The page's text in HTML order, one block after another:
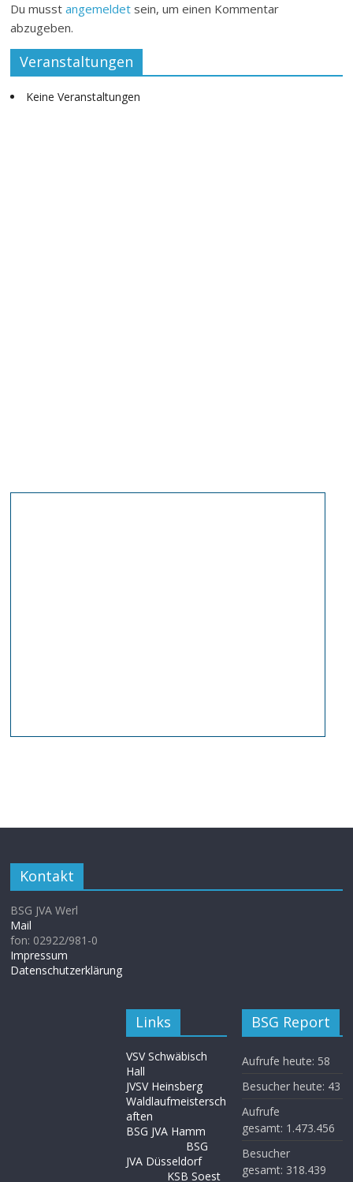
Du musstangemeldet sein, um einen Kommentar
abzugeben.
Veranstaltungen
Keine Veranstaltungen
Kontakt
BSG JVA Werl
Mail
fon: 02922/981-0
Impressum
Datenschutzerklärung
Links
VSV Schwäbisch
Hall
JVSV Heinsberg
Waldlaufmeistersch
aften
BSG JVA Hamm
BSG
JVA Düsseldorf
KSB Soest
BSG Report
Aufrufe heute: 58
Besucher heute: 43
Aufrufe
gesamt: 1.473.456
Besucher
gesamt: 318.439